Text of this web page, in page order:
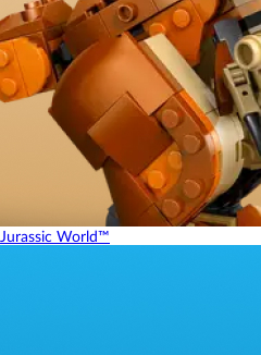
Jurassic World™